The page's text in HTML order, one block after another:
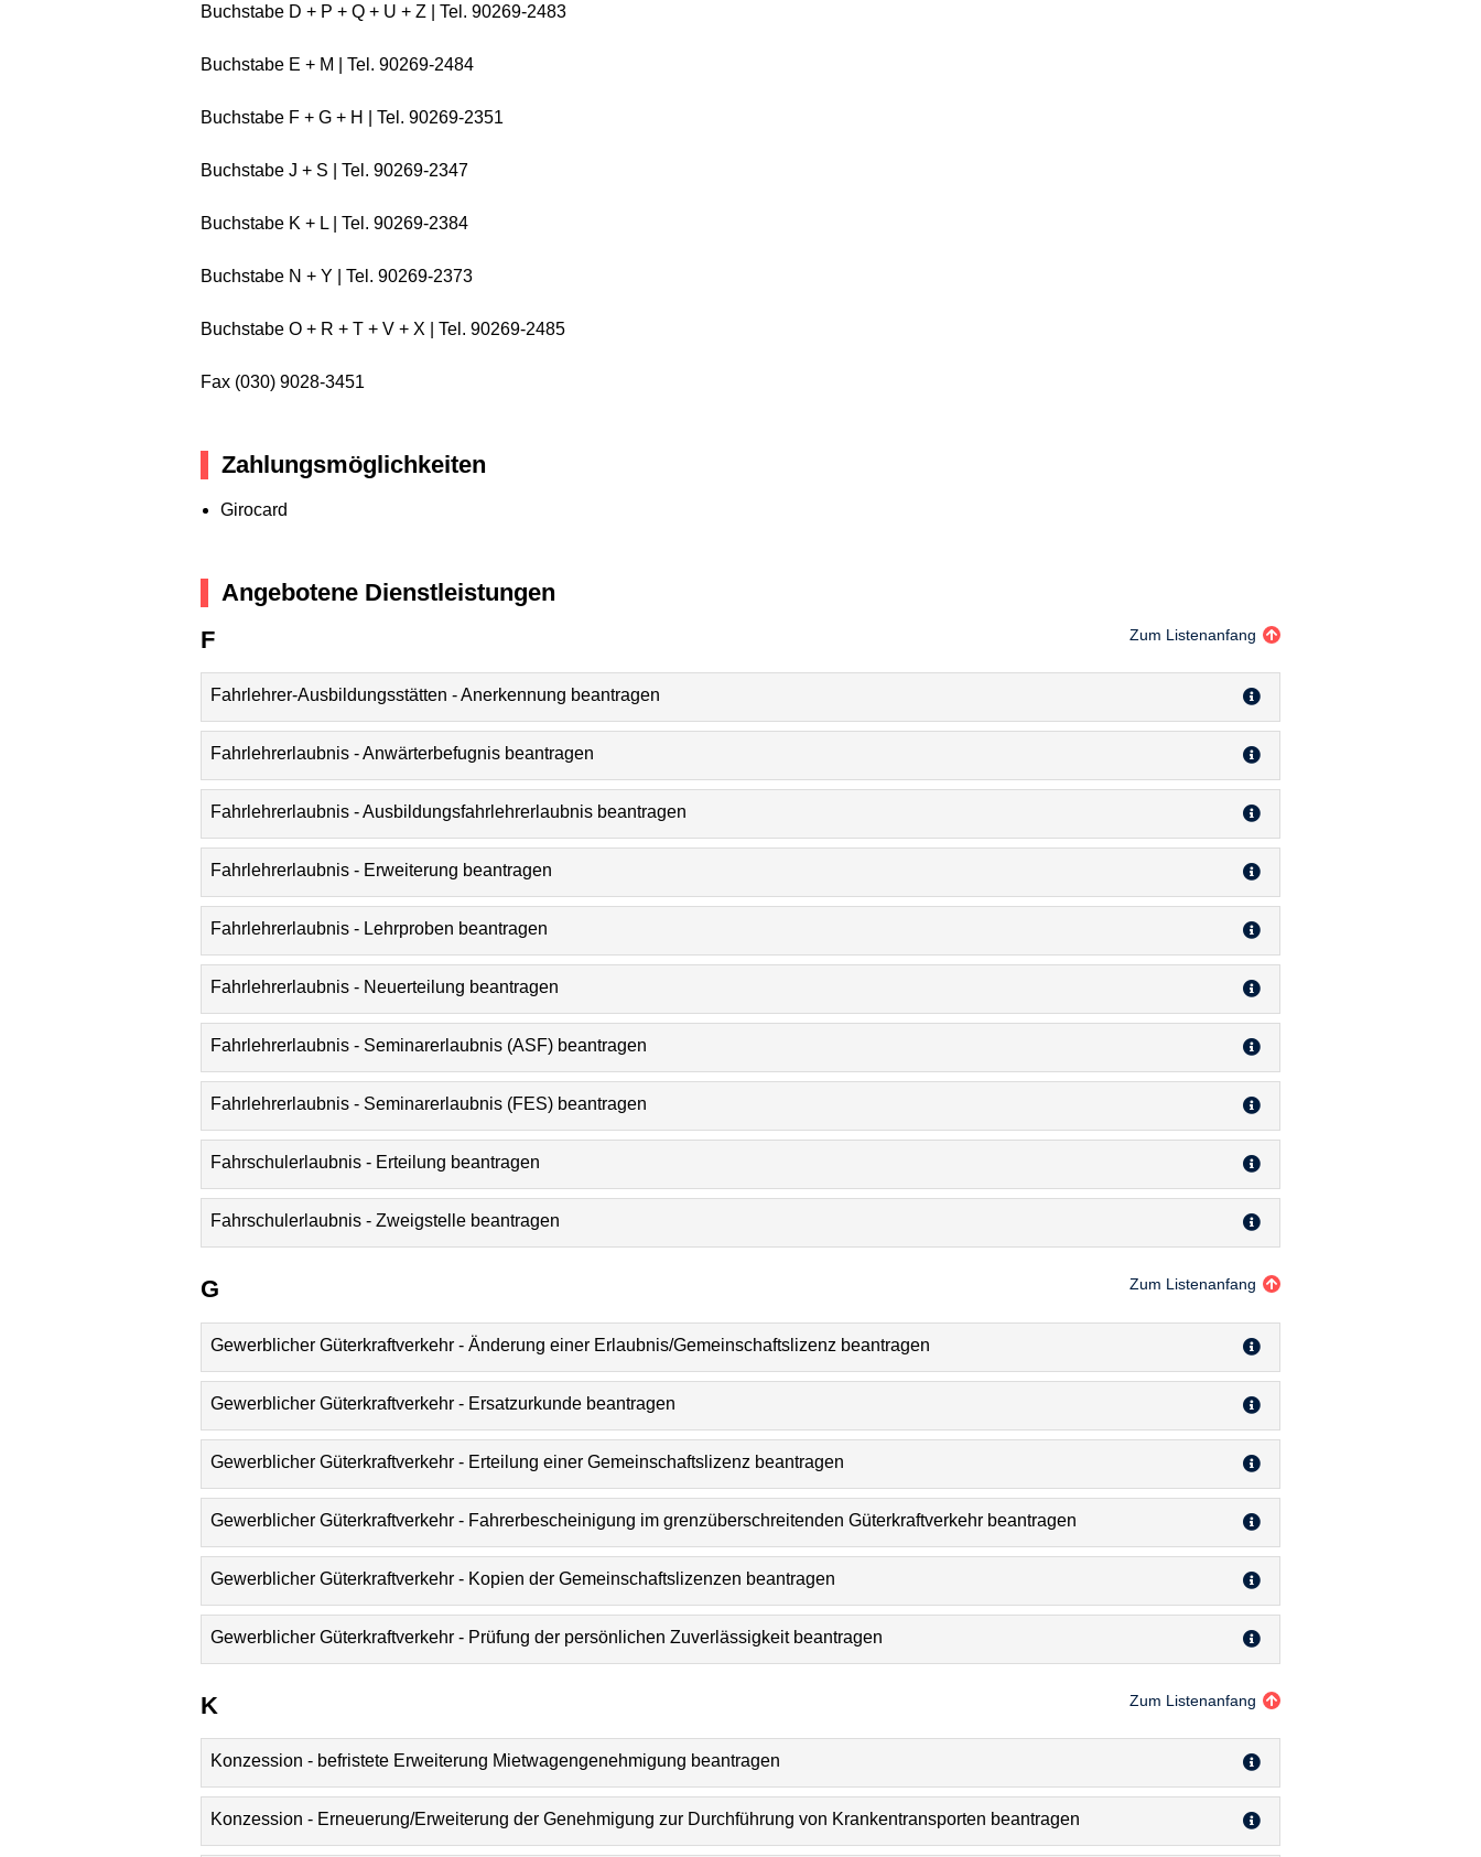
Buchstabe D + P + Q + U + Z | Tel. 90269-2483
Buchstabe E + M | Tel. 90269-2484
Buchstabe F + G + H | Tel. 90269-2351
Buchstabe J + S | Tel. 90269-2347
Buchstabe K + L | Tel. 90269-2384
Buchstabe N + Y | Tel. 90269-2373
Buchstabe O + R + T + V + X | Tel. 90269-2485
Fax (030) 9028-3451
Zahlungsmöglichkeiten
Girocard
Angebotene Dienstleistungen
F
Zum Listenanfang
Fahrlehrer-Ausbildungsstätten - Anerkennung beantragen
Fahrlehrerlaubnis - Anwärterbefugnis beantragen
Fahrlehrerlaubnis - Ausbildungsfahrlehrerlaubnis beantragen
Fahrlehrerlaubnis - Erweiterung beantragen
Fahrlehrerlaubnis - Lehrproben beantragen
Fahrlehrerlaubnis - Neuerteilung beantragen
Fahrlehrerlaubnis - Seminarerlaubnis (ASF) beantragen
Fahrlehrerlaubnis - Seminarerlaubnis (FES) beantragen
Fahrschulerlaubnis - Erteilung beantragen
Fahrschulerlaubnis - Zweigstelle beantragen
G Zum Listenanfang
Gewerblicher Güterkraftverkehr - Änderung einer Erlaubnis/Gemeinschaftslizenz beantragen
Gewerblicher Güterkraftverkehr - Ersatzurkunde beantragen
Gewerblicher Güterkraftverkehr - Erteilung einer Gemeinschaftslizenz beantragen
Gewerblicher Güterkraftverkehr - Fahrerbescheinigung im grenzüberschreitenden Güterkraftverkehr beantragen
Gewerblicher Güterkraftverkehr - Kopien der Gemeinschaftslizenzen beantragen
Gewerblicher Güterkraftverkehr - Prüfung der persönlichen Zuverlässigkeit beantragen
K Zum Listenanfang
Konzession - befristete Erweiterung Mietwagengenehmigung beantragen
Konzession - Erneuerung/Erweiterung der Genehmigung zur Durchführung von Krankentransporten beantragen